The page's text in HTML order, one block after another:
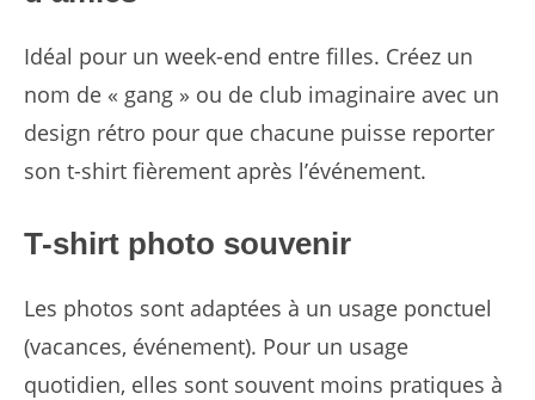
Idéal pour un week-end entre filles. Créez un
nom de « gang » ou de club imaginaire avec un
design rétro pour que chacune puisse reporter
son t-shirt fièrement après l’événement.
T-shirt photo souvenir
Les photos sont adaptées à un usage ponctuel
(vacances, événement). Pour un usage
quotidien, elles sont souvent moins pratiques à